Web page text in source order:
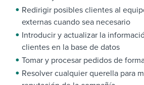
Redirigir posibles clientes al
externas cuando sea necesario
Introducir y actualizar la
clientes en la base de datos
Tomar y procesar pedidos de
Resolver cualquier querella para